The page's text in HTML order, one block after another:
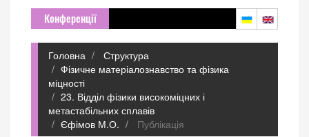
Конференції
Головна
Структура
Фізичне матеріалознавство та фізика
міцності
23. Відділ фізики високоміцних і
метастабільних сплавів
Єфімов М.О.
Публікація